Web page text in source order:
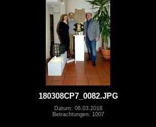
180308CP7_0082.JPG
Datum: 06.03.2018
Betrachtungen: 1007